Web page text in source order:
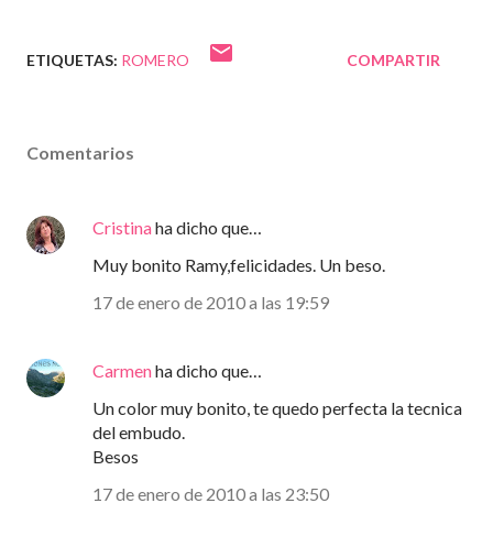
ETIQUETAS: ROMERO COMPARTIR
Comentarios
Cristinaha dicho que…
Muy bonito Ramy,felicidades. Un beso.
17 de enero de 2010 a las 19:59
Carmenha dicho que…
Un color muy bonito, te quedo perfecta la tecnica
del embudo.
Besos
17 de enero de 2010 a las 23:50